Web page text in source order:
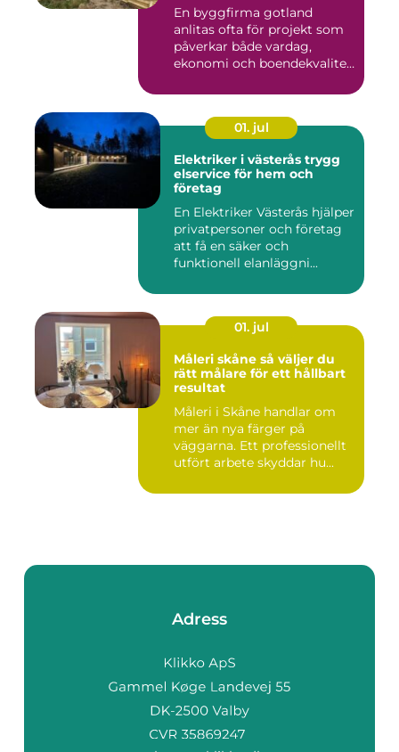
En byggfirma gotland
anlitas ofta för projekt som
påverkar både vardag,
ekonomi och boendekvalitet
01. jul
Elektriker i västerås trygg
elservice för hem och
företag
En Elektriker Västerås hjälper
privatpersoner och företag
att få en säker och
funktionell elanläggni...
01. jul
Måleri skåne så väljer du
rätt målare för ett hållbart
resultat
Måleri i Skåne handlar om
mer än nya färger på
väggarna. Ett professionellt
utfört arbete skyddar hu...
Adress